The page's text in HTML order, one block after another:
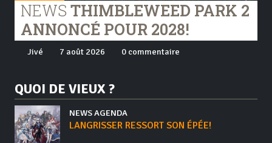
NEWS THIMBLEWEED PARK 2
ANNONCÉ POUR 2028!
Jivé 7 août 2026 0 commentaire
QUOI DE VIEUX ?
NEWS AGENDA
LANGRISSER RESSORT SON ÉPÉE!